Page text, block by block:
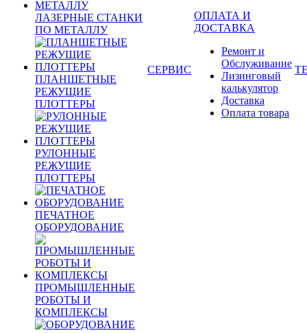
ЛАЗЕРНЫЕ СТАНКИ
ПО МЕТАЛЛУ
ПЛАНШЕТНЫЕ
РЕЖУЩИЕ
ПЛОТТЕРЫ
РУЛОННЫЕ
РЕЖУЩИЕ
ПЛОТТЕРЫ
ПЕЧАТНОЕ
ОБОРУДОВАНИЕ
ПРОМЫШЛЕННЫЕ
РОБОТЫ И
КОМПЛЕКСЫ
СЕРВИС
ОПЛАТА И
ДОСТАВКА
Ремонт и
Обслуживание
Лизинговый
калькулятор
Доставка
Оплата товара